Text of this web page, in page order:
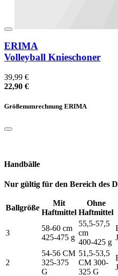
ERIMA
Volleyball Knieschoner
39,99 €
22,90 €
Größenumrechnung ERIMA
Handbälle
Nur gültig für den Bereich des
Ballgröße
Mit
Haftmittel
Ohne
Haftmittel
3
58-60 cm
425-475 g
55,5-57,5
cm
400-425 g
2
54-56 CM
325-375
G
51,5-53,5
CM 300-
325 G